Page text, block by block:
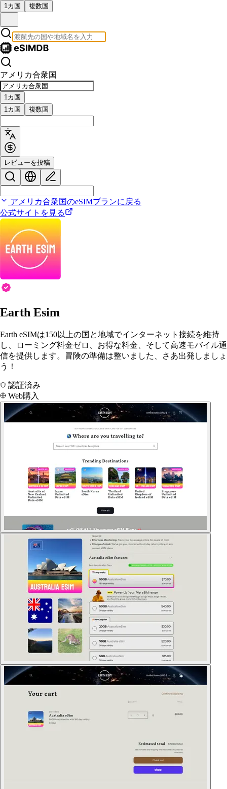
1カ国 複数国
アメリカ合衆国
1カ国
1カ国
複数国
レビューを投稿
アメリカ合衆国のeSIMプランに戻る
公式サイトを見る
Earth Esim
Earth eSIMは150以上の国と地域でインターネット接続を維持
し、ローミング料金ゼロ、お得な料金、そして高速モバイル通
信を提供します。冒険の準備は整いました、さあ出発しましょ
う！
認証済み
Web購入